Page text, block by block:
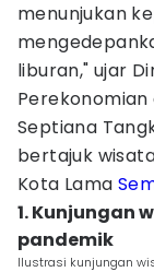
menunjukan
liburan," ujar
Septiana
bertajuk
Kota Lama
1. Kunjungan
pandemik
Ilustrasi kunjungan